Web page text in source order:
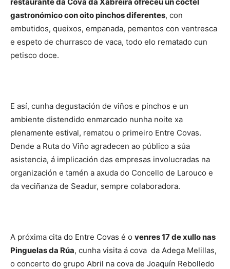
gastronómico con oito pinchos diferentes, con
embutidos, queixos, empanada, pementos con ventresca
e espeto de churrasco de vaca, todo elo rematado cun
petisco doce.
E así, cunha degustación de viños e pinchos e un
ambiente distendido enmarcado nunha noite xa
plenamente estival, rematou o primeiro Entre Covas.
Dende a Ruta do Viño agradecen ao público a súa
asistencia, á implicación das empresas involucradas na
organización e tamén a axuda do Concello de Larouco e
da veciñanza de Seadur, sempre colaboradora.
A próxima cita do Entre Covas é o venres 17 de xullo nas
Pinguelas da Rúa, cunha visita á cova da Adega Melillas,
o concerto do grupo Abril na cova de Joaquín Rebolledo